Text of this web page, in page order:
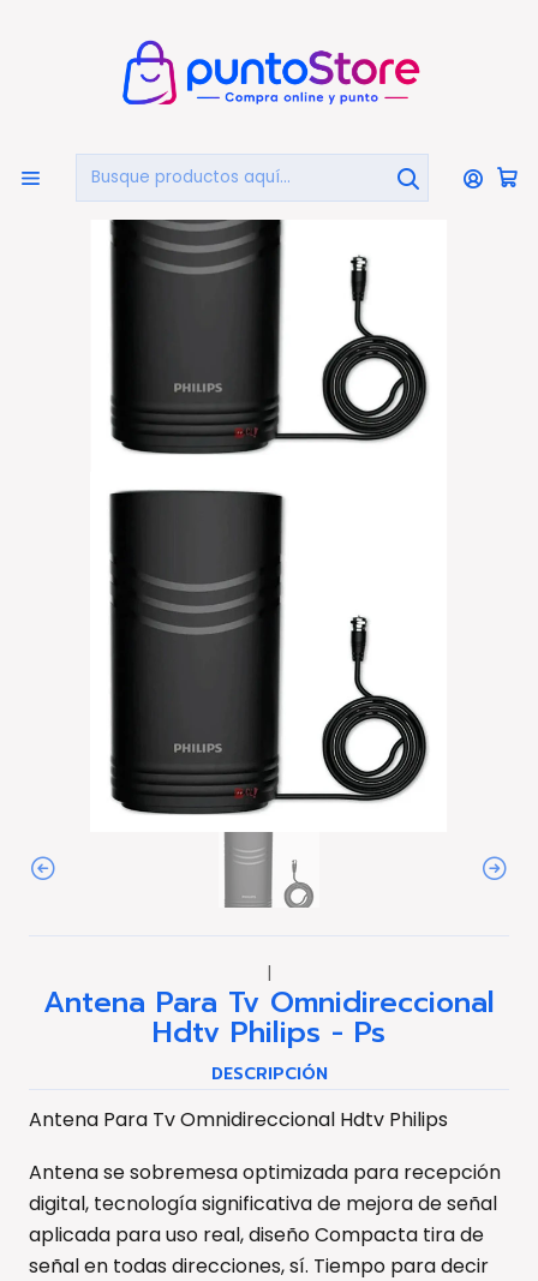
Antena Para Tv Omnidireccional Hdtv Philips - Ps
|
Antena Para Tv Omnidireccional
Hdtv Philips - Ps
DESCRIPCIÓN
Antena Para Tv Omnidireccional Hdtv Philips
Antena se sobremesa optimizada para recepción
digital, tecnología significativa de mejora de señal
aplicada para uso real, diseño Compacta tira de
señal en todas direcciones, sí. Tiempo para decir